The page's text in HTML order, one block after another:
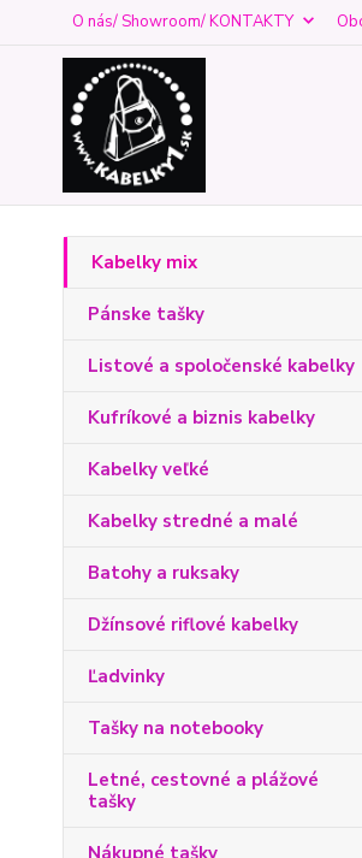
O nás/ Showroom/ KONTAKTY
Kabelky mix
Pánske tašky
Listové a spoločenské kabelky
Kufríkové a biznis kabelky
Kabelky veľké
Kabelky stredné a malé
Batohy a ruksaky
Džínsové riflové kabelky
Ľadvinky
Tašky na notebooky
Letné, cestovné a plážové
tašky
Nákupné tašky